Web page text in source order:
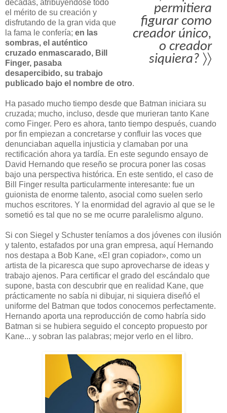
permitiera
figurar como
creador único,
o creador
siquiera? 〉〉
décadas, atribuyéndose todo
el mérito de su creación y
disfrutando de la gran vida que
la fama le confería; en las
sombras, el auténtico
cruzado enmascarado, Bill
Finger, pasaba
desapercibido, su trabajo
publicado bajo el nombre de otro.
Ha pasado mucho tiempo desde que Batman iniciara su
cruzada; mucho, incluso, desde que murieran tanto Kane
como Finger. Pero es ahora, tanto tiempo después, cuando
por fin empiezan a concretarse y confluir las voces que
denunciaban aquella injusticia y clamaban por una
rectificación ahora ya tardía. En este segundo ensayo de
David Hernando que reseño se procura poner las cosas
bajo una perspectiva histórica. En este sentido, el caso de
Bill Finger resulta particularmente interesante: fue un
guionista de enorme talento, asocial como suelen serlo
muchos escritores. Y la enormidad del agravio al que se le
sometió es tal que no se me ocurre paralelismo alguno.
Si con Siegel y Schuster teníamos a dos jóvenes con ilusión
y talento, estafados por una gran empresa, aquí Hernando
nos destapa a Bob Kane, «El gran copiador», como un
artista de la picaresca que supo aprovecharse de ideas y
trabajo ajenos. Para certificar el grado del escándalo que
supone, basta con descubrir que en realidad Kane, que
prácticamente no sabía ni dibujar, ni siquiera diseñó el
uniforme del Batman que todos conocemos perfectamente.
Hernando aporta una reproducción de como habría sido
Batman si se hubiera seguido el concepto propuesto por
Kane... y sobran las palabras; mejor verlo en el libro.